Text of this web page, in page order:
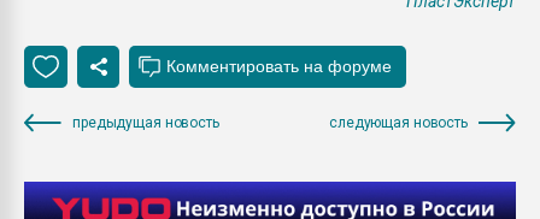
предыдущая новость следующая новость